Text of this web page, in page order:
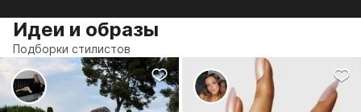
Идеи и образы
Подборки стилистов